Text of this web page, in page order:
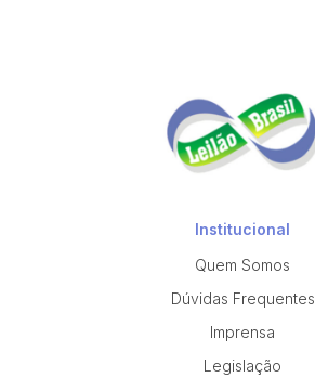
Institucional
Quem Somos
Dúvidas Frequentes
Imprensa
Legislação